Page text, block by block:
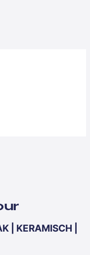
| KERAMISCH |